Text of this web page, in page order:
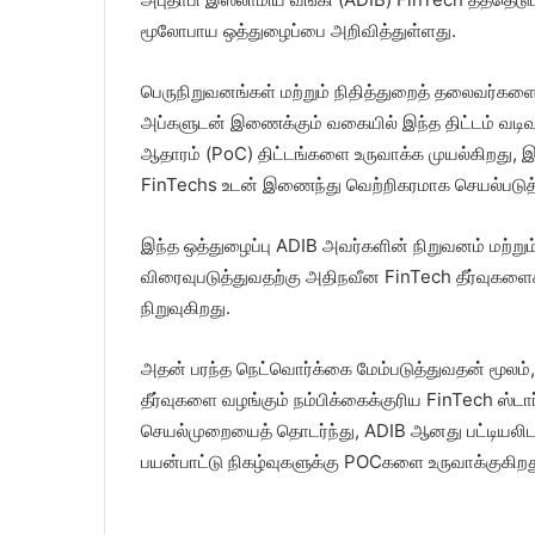
மூலோபாய ஒத்துழைப்பை அறிவித்துள்ளது.
பெருநிறுவனங்கள் மற்றும் நிதித்துறைத்
அப்களுடன் இணைக்கும் வகையில் இந்த திட்டம்
ஆதாரம் (PoC) திட்டங்களை உருவாக்க
FinTechs உடன் இணைந்து வெற்றிகரமாக
இந்த ஒத்துழைப்பு ADIB அவர்களின் நிறுவனம்
விரைவுபடுத்துவதற்கு அதிநவீன FinTech
நிறுவுகிறது.
அதன் பரந்த நெட்வொர்க்கை மேம்படுத்துவதன்
தீர்வுகளை வழங்கும் நம்பிக்கைக்குரிய FinTech
செயல்முறையைத் தொடர்ந்து, ADIB ஆனது
பயன்பாட்டு நிகழ்வுகளுக்கு POCகளை